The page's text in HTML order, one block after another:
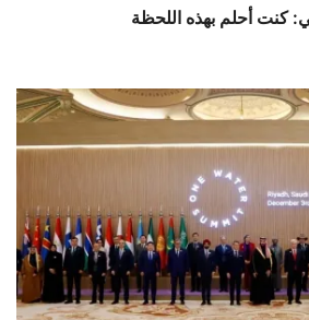
كنت أحلم بهذه اللحظة